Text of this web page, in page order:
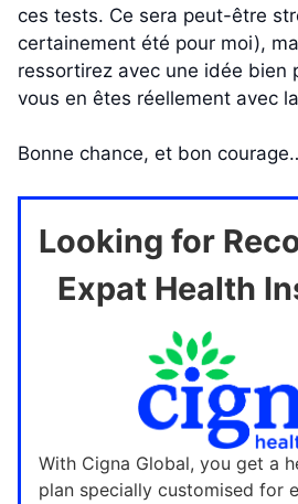
ces tests. Ce sera peut-être
certainement été pour moi),
ressortirez avec une idée bien
vous en êtes réellement avec
Bonne chance, et bon
Looking for
Expat Health
With Cigna Global, you get a
plan specially customised for